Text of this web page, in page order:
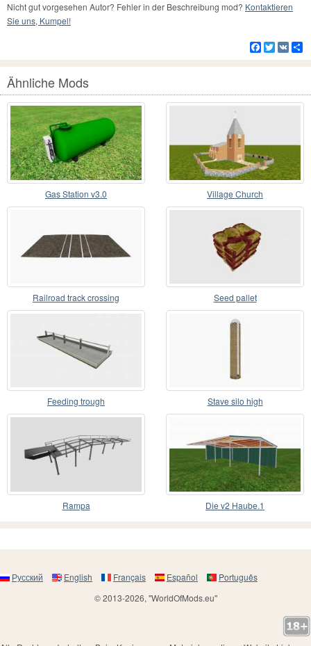
Nicht gut vorgesehen Autor? Fehler in der Beschreibung mod? Kontaktieren
Sie uns, Kumpel!
Facebook
Twitter
VK
Ähnliche Mods
Gas Station v3.0 Village Church
Railroad track crossing Seed pallet
Feeding trough Stave silo high
Rampa Die v2 Haube.1
Русский English Français Español
Português
© 2013-2026, "WorldOfMods.eu"